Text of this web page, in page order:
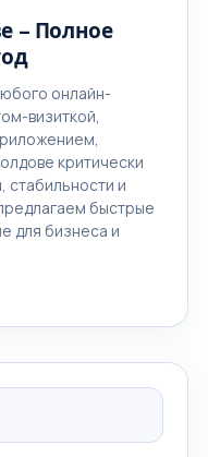
– Полное
онлайн-
визиткой,
критически
стабильности и
быстрые
для бизнеса и